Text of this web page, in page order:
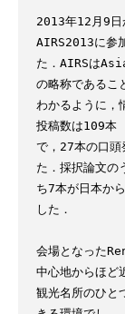
2013年12月9日
AIRS2013に参
た．AIRSは
の略称であるこ
わかるように，
投稿数は109本
で，27本の口頭
た．採択論文の
ち7本が日本か
した．
会場となった
中心地からほど
観光名所のひと